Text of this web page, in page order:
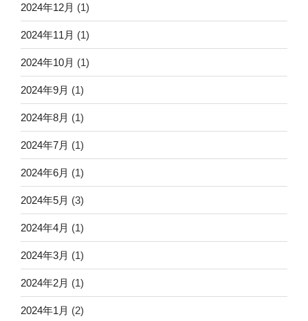
2024年12月 (1)
2024年11月 (1)
2024年10月 (1)
2024年9月 (1)
2024年8月 (1)
2024年7月 (1)
2024年6月 (1)
2024年5月 (3)
2024年4月 (1)
2024年3月 (1)
2024年2月 (1)
2024年1月 (2)